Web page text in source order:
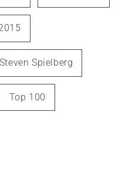
Steven Spielberg
Top 100